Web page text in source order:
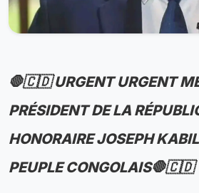
🛑🇨🇩 URGENT URGENT
PRÉSIDENT DE LA
HONORAIRE JOSEPH
PEUPLE CONGOLAIS🛑🇨🇩